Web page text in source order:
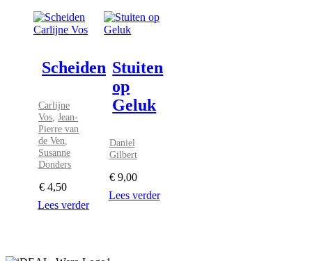
Scheiden
Carlijne
Vos ,Jean-
Pierre van
de Ven
Susanne
Donders
€ 4,50
Lees verder
Stuiten
op
Geluk
Daniel
Gilbert
€ 9,00
Lees verder